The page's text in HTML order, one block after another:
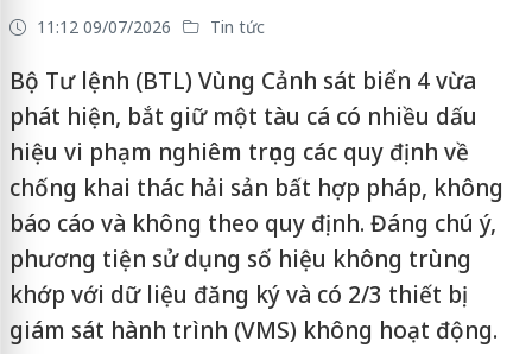
11:12 09/07/2026 Tin tức
Bộ Tư lệnh (BTL) Vùng Cảnh sát biển 4 vừa
phát hiện, bắt giữ một tàu cá có nhiều dấu
hiệu vi phạm nghiêm trọng các quy định về
chống khai thác hải sản bất hợp pháp, không
báo cáo và không theo quy định. Đáng chú ý,
phương tiện sử dụng số hiệu không trùng
khớp với dữ liệu đăng ký và có 2/3 thiết bị
giám sát hành trình (VMS) không hoạt động.